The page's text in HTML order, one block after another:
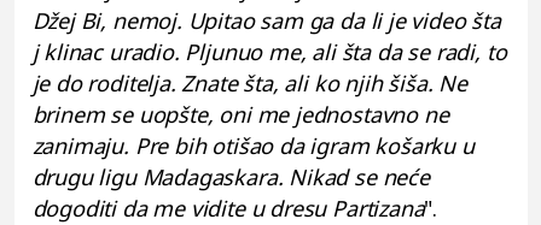
Džej Bi, nemoj. Upitao sam ga da li je video šta
j klinac uradio. Pljunuo me, ali šta da se radi, to
je do roditelja. Znate šta, ali ko njih šiša. Ne
brinem se uopšte, oni me jednostavno ne
zanimaju. Pre bih otišao da igram košarku u
drugu ligu Madagaskara. Nikad se neće
dogoditi da me vidite u dresu Partizana".